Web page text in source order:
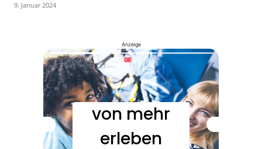
9. Januar 2024
Anzeige